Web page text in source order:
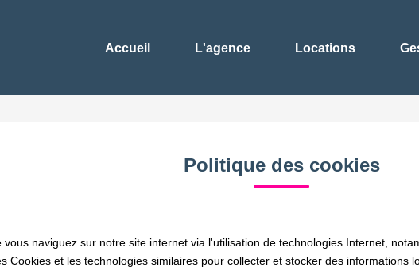
Accueil L'agence Locations
Politique des cookies
naviguez sur notre site internet via l'utilisation de technologies Internet,
Cookies et les technologies similaires pour collecter et stocker des informations